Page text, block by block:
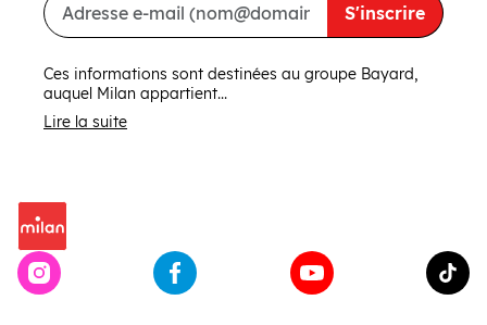
S'inscrire
Ces informations sont destinées au groupe Bayard,
auquel Milan appartient...
Lire la suite